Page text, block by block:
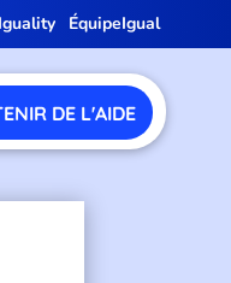
ÉquipeIgual
DE L'AIDE